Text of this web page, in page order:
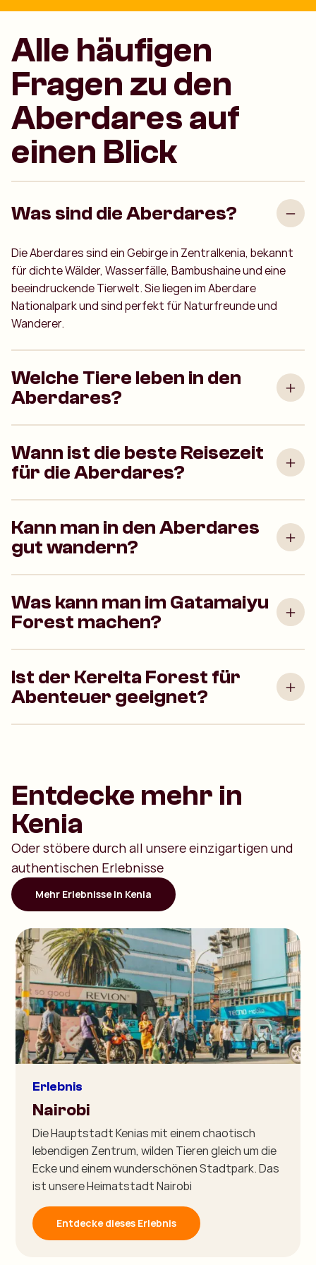
Alle häufigen
Fragen zu den
Aberdares auf
einen Blick
Was sind die Aberdares?
Die Aberdares sind ein Gebirge in Zentralkenia, bekannt
für dichte Wälder, Wasserfälle, Bambushaine und eine
beeindruckende Tierwelt. Sie liegen im Aberdare
Nationalpark und sind perfekt für Naturfreunde und
Wanderer.
Welche Tiere leben in den
Aberdares?
Wann ist die beste Reisezeit
für die Aberdares?
Kann man in den Aberdares
gut wandern?
Was kann man im Gatamaiyu
Forest machen?
Ist der Kereita Forest für
Abenteuer geeignet?
Entdecke mehr in
Kenia
Oder stöbere durch all unsere einzigartigen und
authentischen Erlebnisse
Mehr Erlebnisse in Kenia
Erlebnis
Nairobi
Die Hauptstadt Kenias mit einem chaotisch
lebendigen Zentrum, wilden Tieren gleich um die
Ecke und einem wunderschönen Stadtpark. Das
ist unsere Heimatstadt Nairobi
Entdecke dieses Erlebnis